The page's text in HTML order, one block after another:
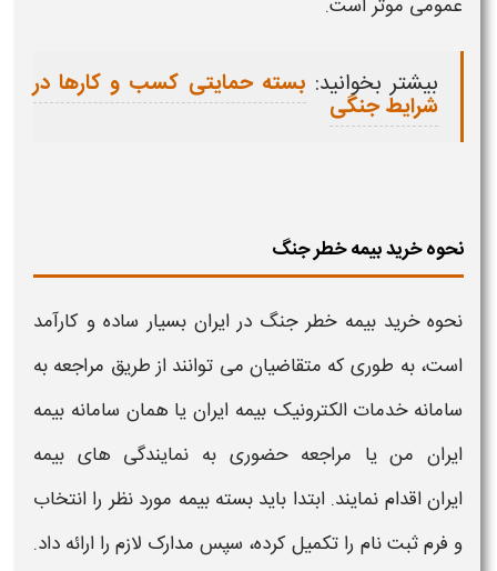
بیشتر بخوانید: بسته حمایتی کسب و کارها در
شرایط جنگی
نحوه خرید بیمه خطر جنگ
نحوه خرید بیمه خطر جنگ در ایران بسیار ساده و کارآمد
است، به‌ طوری ‌که متقاضیان می‌ توانند از طریق مراجعه به
سامانه خدمات الکترونیک بیمه ایران یا همان سامانه بیمه
ایران من یا مراجعه حضوری به نمایندگی‌ های بیمه
ایران اقدام نمایند. ابتدا باید بستهبیمه مورد نظر را انتخاب
و فرم ثبت‌ نام را تکمیل کرده، سپس مدارک لازم را ارائه داد.